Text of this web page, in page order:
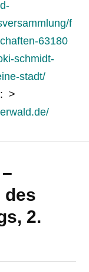
f
63180
schmidt-
stadt/
>
des
2.